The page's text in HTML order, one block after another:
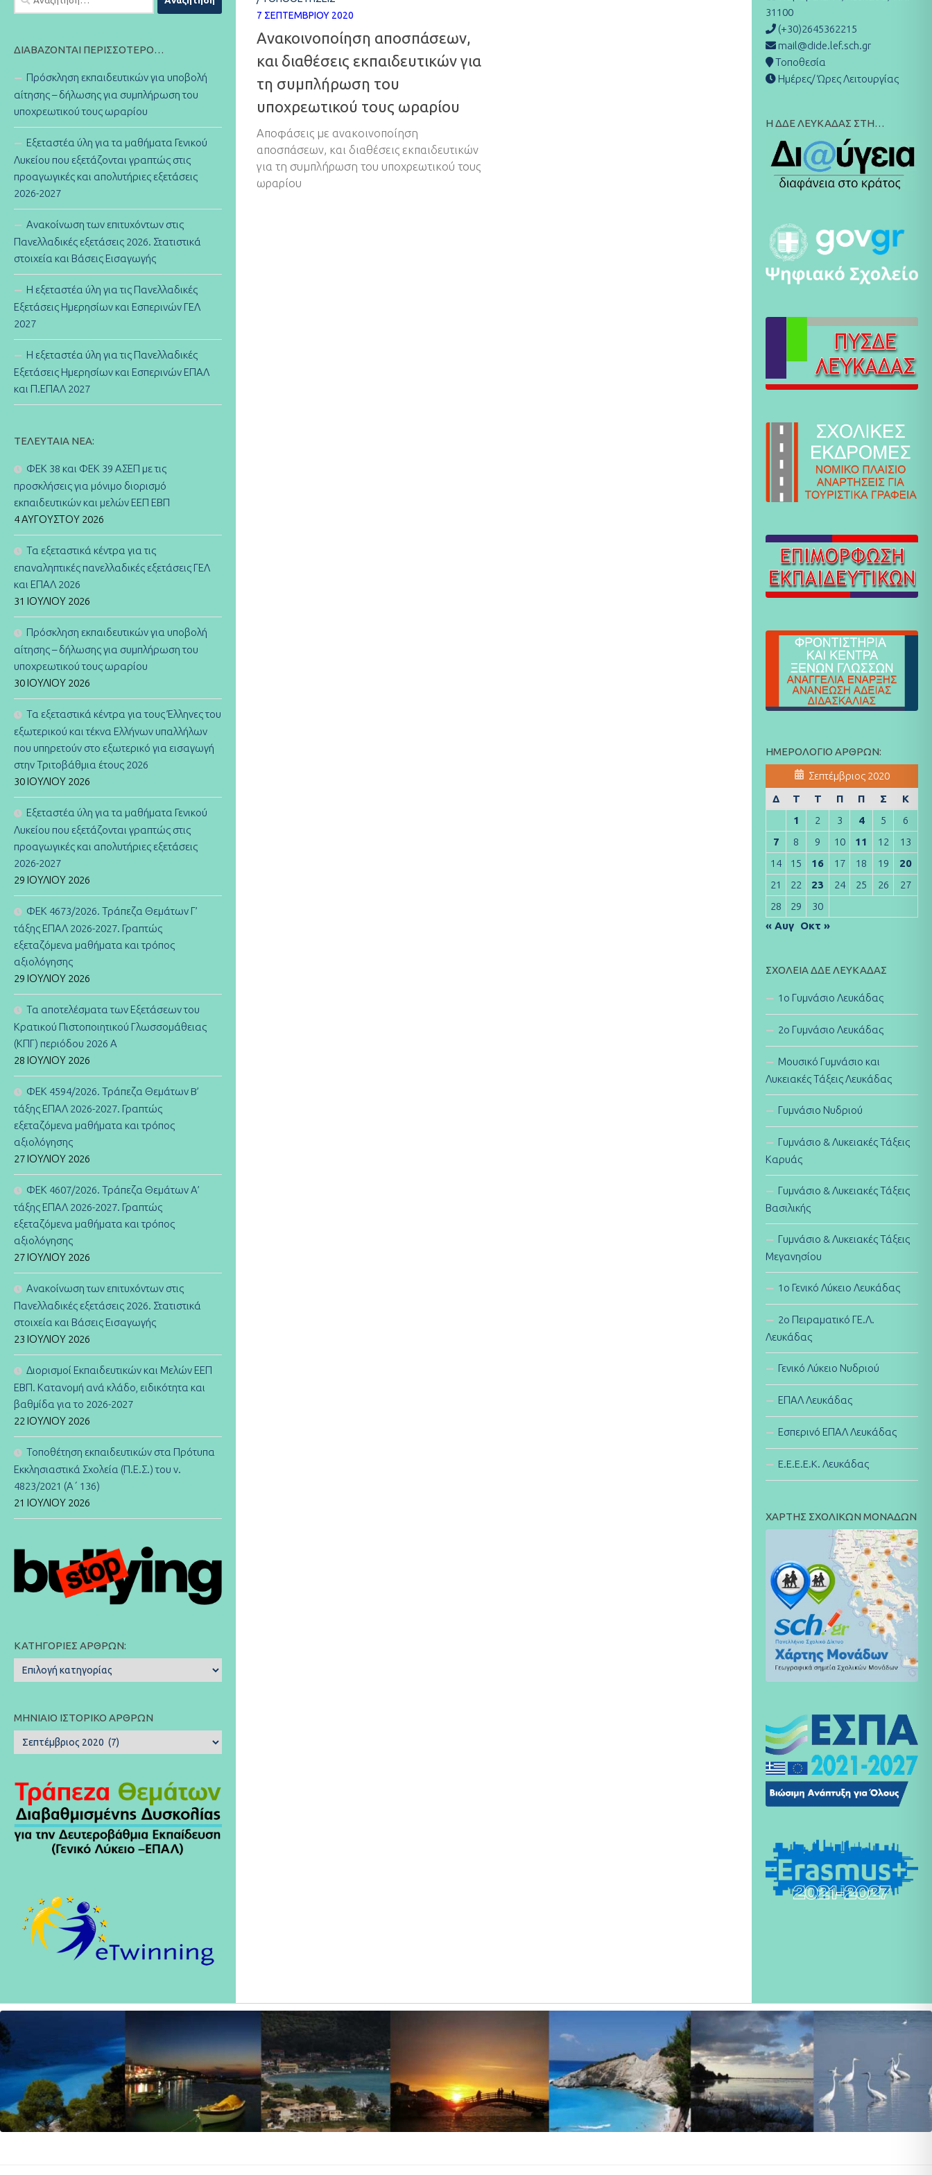
7 ΣΕΠΤΕΜΒΡΊΟΥ 2020
Ανακοινοποίηση αποσπάσεων,
και διαθέσεις εκπαιδευτικών για
τη συμπλήρωση του
υποχρεωτικού τους ωραρίου
Αποφάσεις με ανακοινοποίηση
αποσπάσεων, και διαθέσεις εκπαιδευτικών
για τη συμπλήρωση του υποχρεωτικού τους
ωραρίου
για:
ΔΙΑΒΆΖΟΝΤΑΙ ΠΕΡΙΣΣΌΤΕΡΟ…
Πρόσκληση εκπαιδευτικών για υποβολή
αίτησης – δήλωσης για συμπλήρωση του
υποχρεωτικού τους ωραρίου
Εξεταστέα ύλη για τα μαθήματα Γενικού
Λυκείου που εξετάζονται γραπτώς στις
προαγωγικές και απολυτήριες εξετάσεις
2026-2027
Ανακοίνωση των επιτυχόντων στις
Πανελλαδικές εξετάσεις 2026. Στατιστικά
στοιχεία και Βάσεις Εισαγωγής
Η εξεταστέα ύλη για τις Πανελλαδικές
Εξετάσεις Ημερησίων και Εσπερινών ΓΕΛ
2027
Η εξεταστέα ύλη για τις Πανελλαδικές
Εξετάσεις Ημερησίων και Εσπερινών ΕΠΑΛ
και Π.ΕΠΑΛ 2027
ΤΕΛΕΥΤΑΊΑ ΝΈΑ:
ΦΕΚ 38 και ΦΕΚ 39 ΑΣΕΠ με τις
προσκλήσεις για μόνιμο διορισμό
εκπαιδευτικών και μελών ΕΕΠ ΕΒΠ
4 ΑΥΓΟΎΣΤΟΥ 2026
Τα εξεταστικά κέντρα για τις
επαναληπτικές πανελλαδικές εξετάσεις ΓΕΛ
και ΕΠΑΛ 2026
31 ΙΟΥΛΊΟΥ 2026
Πρόσκληση εκπαιδευτικών για υποβολή
αίτησης – δήλωσης για συμπλήρωση του
υποχρεωτικού τους ωραρίου
30 ΙΟΥΛΊΟΥ 2026
Τα εξεταστικά κέντρα για τους Έλληνες του
εξωτερικού και τέκνα Ελλήνων υπαλλήλων
που υπηρετούν στο εξωτερικό για εισαγωγή
στην Τριτοβάθμια έτους 2026
30 ΙΟΥΛΊΟΥ 2026
Εξεταστέα ύλη για τα μαθήματα Γενικού
Λυκείου που εξετάζονται γραπτώς στις
προαγωγικές και απολυτήριες εξετάσεις
2026-2027
29 ΙΟΥΛΊΟΥ 2026
ΦΕΚ 4673/2026. Τράπεζα Θεμάτων Γ’
τάξης ΕΠΑΛ 2026-2027. Γραπτώς
εξεταζόμενα μαθήματα και τρόπος
αξιολόγησης
29 ΙΟΥΛΊΟΥ 2026
Τα αποτελέσματα των Εξετάσεων του
Κρατικού Πιστοποιητικού Γλωσσομάθειας
(ΚΠΓ) περιόδου 2026 Α
28 ΙΟΥΛΊΟΥ 2026
ΦΕΚ 4594/2026. Τράπεζα Θεμάτων B’
τάξης ΕΠΑΛ 2026-2027. Γραπτώς
εξεταζόμενα μαθήματα και τρόπος
αξιολόγησης
27 ΙΟΥΛΊΟΥ 2026
ΦΕΚ 4607/2026. Τράπεζα Θεμάτων Α’
τάξης ΕΠΑΛ 2026-2027. Γραπτώς
εξεταζόμενα μαθήματα και τρόπος
αξιολόγησης
27 ΙΟΥΛΊΟΥ 2026
Ανακοίνωση των επιτυχόντων στις
Πανελλαδικές εξετάσεις 2026. Στατιστικά
στοιχεία και Βάσεις Εισαγωγής
23 ΙΟΥΛΊΟΥ 2026
Διορισμοί Εκπαιδευτικών και Μελών ΕΕΠ
ΕΒΠ. Κατανομή ανά κλάδο, ειδικότητα και
βαθμίδα για το 2026-2027
22 ΙΟΥΛΊΟΥ 2026
Τοποθέτηση εκπαιδευτικών στα Πρότυπα
Εκκλησιαστικά Σχολεία (Π.Ε.Σ.) του ν.
4823/2021 (Α΄ 136)
21 ΙΟΥΛΊΟΥ 2026
ΚΑΤΗΓΟΡΊΕΣ ΆΡΘΡΩΝ:
Κατηγορίες
Άρθρων:
ΜΗΝΙΑΊΟ ΙΣΤΟΡΙΚΌ ΆΡΘΡΩΝ
Μηνιαίο
Ιστορικό
31100
(+30)2645362215
mail@dide.lef.sch.gr
Τοποθεσία
Ημέρες/ Ώρες Λειτουργίας
Η ΔΔΕ ΛΕΥΚΑΔΑΣ ΣΤΗ…
ΗΜΕΡΟΛΌΓΙΟ ΆΡΘΡΩΝ:
Σεπτέμβριος 2020
Δ
Τ Τ Π Π Σ
Κ
1
2 3 4 5
6
7
8 9 10 11 12
13
14
15 16 17 18 19
20
21
22 23 24 25 26
27
28
29
30
« Αυγ Οκτ »
ΣΧΟΛΕΊΑ ΔΔΕ ΛΕΥΚΆΔΑΣ
1ο Γυμνάσιο Λευκάδας
2ο Γυμνάσιο Λευκάδας
Μουσικό Γυμνάσιο και
Λυκειακές Τάξεις Λευκάδας
Γυμνάσιο Νυδριού
Γυμνάσιο & Λυκειακές Τάξεις
Καρυάς
Γυμνάσιο & Λυκειακές Τάξεις
Βασιλικής
Γυμνάσιο & Λυκειακές Τάξεις
Μεγανησίου
1ο Γενικό Λύκειο Λευκάδας
2ο Πειραματικό ΓΕ.Λ.
Λευκάδας
Γενικό Λύκειο Νυδριού
ΕΠΑΛ Λευκάδας
Εσπερινό ΕΠΑΛ Λευκάδας
E.E.E.E.K. Λευκάδας
ΧΑΡΤΗΣ ΣΧΟΛΙΚΩΝ ΜΟΝΑΔΩΝ